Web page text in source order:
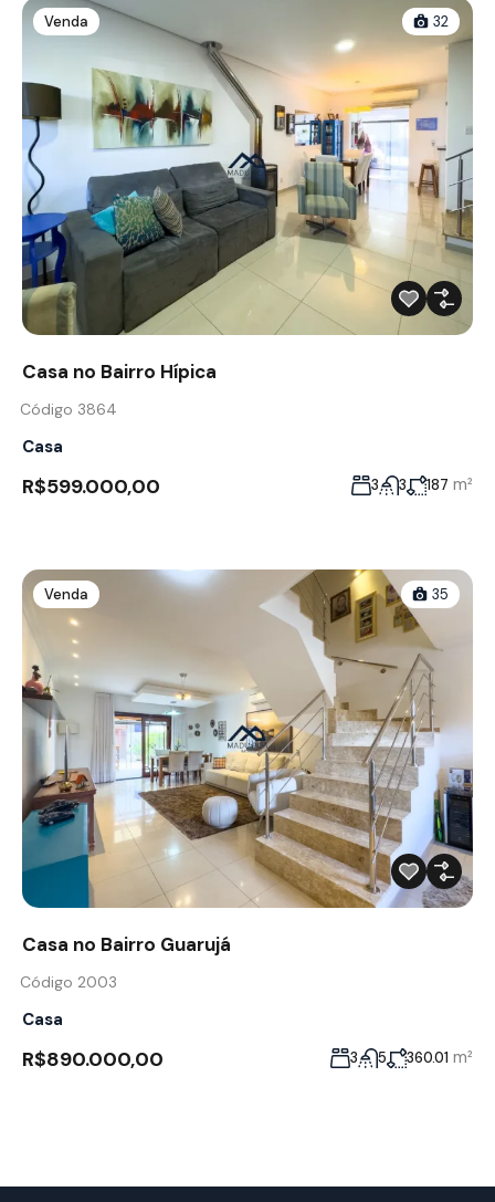
Venda 32
Casa no Bairro Hípica
Código 3864
Casa
R$599.000,00 3 3 187 m²
Venda 35
Casa no Bairro Guarujá
Código 2003
Casa
R$890.000,00 3 5 360.01 m²